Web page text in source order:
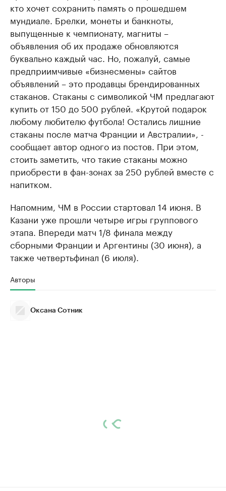
кто хочет сохранить память о прошедшем
мундиале. Брелки, монеты и банкноты,
выпущенные к чемпионату, магниты –
объявления об их продаже обновляются
буквально каждый час. Но, пожалуй, самые
предприимчивые «бизнесмены» сайтов
объявлений – это продавцы брендированных
стаканов. Стаканы с символикой ЧМ предлагают
купить от 150 до 500 рублей. «Крутой подарок
любому любителю футбола! Остались лишние
стаканы после матча Франции и Австралии», -
сообщает автор одного из постов. При этом,
стоить заметить, что такие стаканы можно
приобрести в фан-зонах за 250 рублей вместе с
напитком.
Напомним, ЧМ в России стартовал 14 июня. В
Казани уже прошли четыре игры группового
этапа. Впереди матч 1/8 финала между
сборными Франции и Аргентины (30 июня), а
также четвертьфинал (6 июля).
Авторы
Оксана Сотник